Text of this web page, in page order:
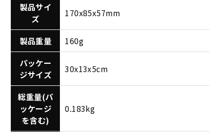
製品サイ
ズ
170x85x57mm
製品重量
160g
パッケー
ジサイズ
30x13x5cm
総重量(パ
ッケージ
を含む)
0.183kg